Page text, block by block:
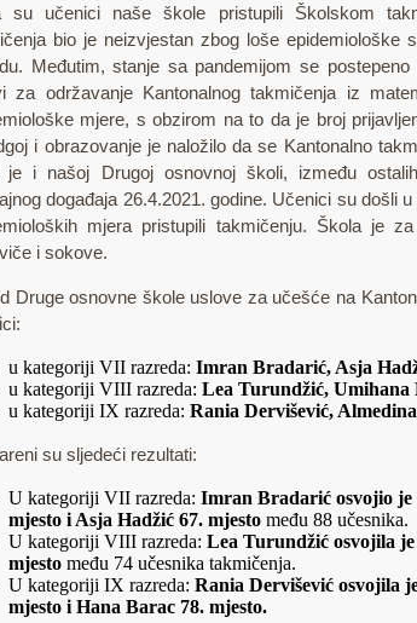
su učenici naše škole pristupili Školskom
bio je neizvjestan zbog loše epidemiološke
Međutim, stanje sa pandemijom se
za održavanje Kantonalnog takmičenja iz
mjere, s obzirom na to da je broj
i obrazovanje je naložilo da se Kantonalno
je i našoj Drugoj osnovnoj školi, između
događaja 26.4.2021. godine. Učenici su došli
mjera pristupili takmičenju. Škola je
i sokove.
Druge osnovne škole uslove za učešće na
u kategoriji VII razreda: Imran Bradarić, Asja
u kategoriji VIII razreda: Lea Turundžić, Umihana
u kategoriji IX razreda: Rania Dervišević,
su sljedeći rezultati:
U kategoriji VII razreda: Imran Bradarić osvojio je
mjesto i Asja Hadžić 67. mjesto među 88 učesnika.
U kategoriji VIII razreda: Lea Turundžić osvojila
mjesto među 74 učesnika takmičenja.
U kategoriji IX razreda: Rania Dervišević osvojila
mjesto i Hana Barac 78. mjesto.